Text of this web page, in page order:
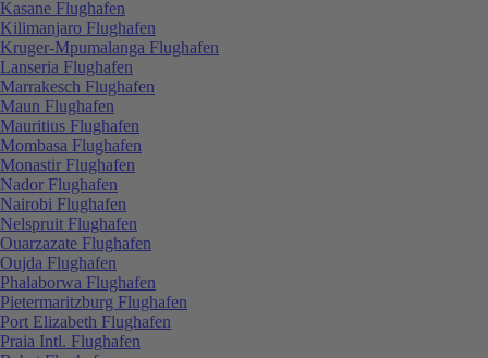
Kasane Flughafen
Kilimanjaro Flughafen
Kruger-Mpumalanga Flughafen
Lanseria Flughafen
Marrakesch Flughafen
Maun Flughafen
Mauritius Flughafen
Mombasa Flughafen
Monastir Flughafen
Nador Flughafen
Nairobi Flughafen
Nelspruit Flughafen
Ouarzazate Flughafen
Oujda Flughafen
Phalaborwa Flughafen
Pietermaritzburg Flughafen
Port Elizabeth Flughafen
Praia Intl. Flughafen